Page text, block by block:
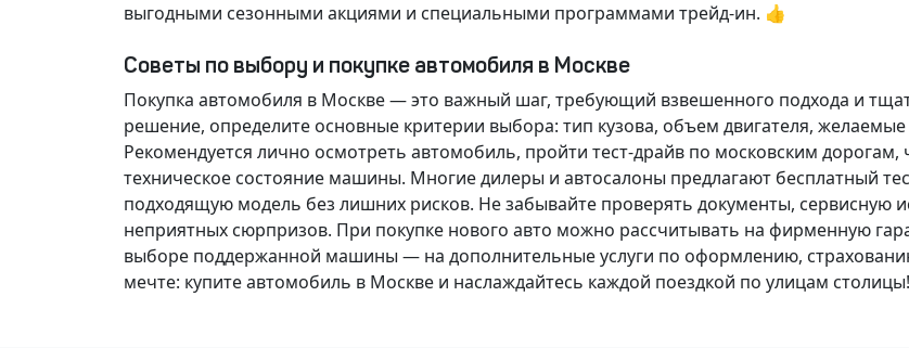
выгодными сезонными акциями и специальными программами трейд-ин. 👍
Советы по выбору и покупке автомобиля в Москве
Покупка автомобиля в Москве — это важный шаг, требующий взвешенного подхода и
решение, определите основные критерии выбора: тип кузова, объем двигателя,
Рекомендуется лично осмотреть автомобиль, пройти тест-драйв по московским
техническое состояние машины. Многие дилеры и автосалоны предлагают бесплатный
подходящую модель без лишних рисков. Не забывайте проверять документы, сервисную
неприятных сюрпризов. При покупке нового авто можно рассчитывать на фирменную
выборе поддержанной машины — на дополнительные услуги по оформлению,
мечте: купите автомобиль в Москве и наслаждайтесь каждой поездкой по улицам